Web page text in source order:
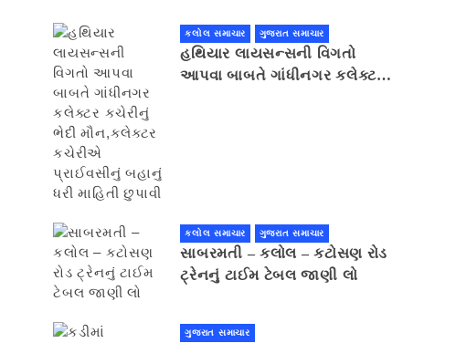
કલોલ સમાચાર ગુજરાત સમાચાર
હથિયાર લાયસન્સની વિગતો
આપવા બાબતે ગાંધીનગર કલેક્ટર
કલોલ સમાચાર ગુજરાત સમાચાર
સાબરમતી – કલોલ – કટોસણ રોડ
ટ્રેનનું ટાઈમ ટેબલ જાણી લો
ગુજરાત સમાચાર